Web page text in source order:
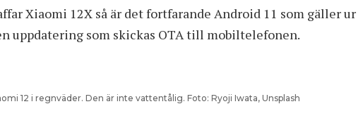
Xiaomi 12X så är det fortfarande Android 11 som gäller ur
uppdatering som skickas OTA till mobiltelefonen.
12 i regnväder. Den är inte vattentålig. Foto: Ryoji Iwata, Unsplash